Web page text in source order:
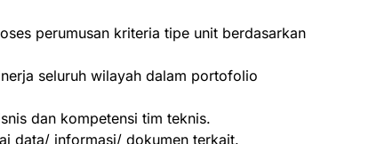
perumusan kriteria tipe unit berdasarkan
seluruh wilayah dalam portofolio
dan kompetensi tim teknis.
data/ informasi/ dokumen terkait.